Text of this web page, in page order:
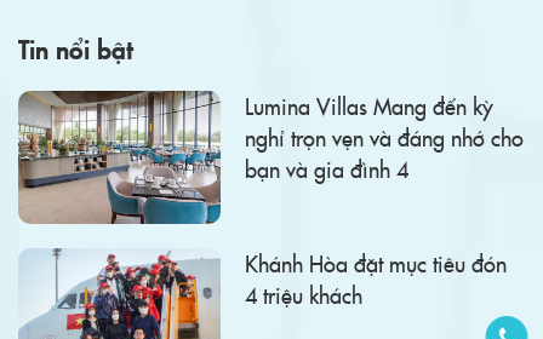
Tin nổi bật
Lumina Villas Mang đến kỳ
nghỉ trọn vẹn và đáng nhớ cho
bạn và gia đình 4
Khánh Hòa đặt mục tiêu đón
4 triệu khách